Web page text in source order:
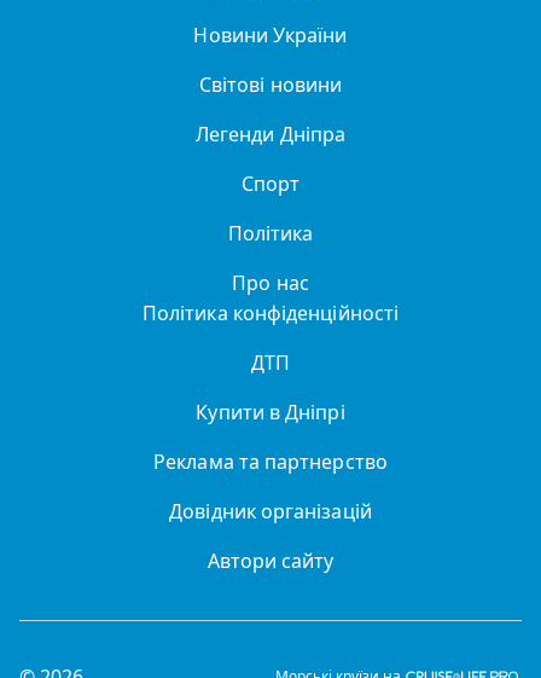
Новини України
Світові новини
Легенди Дніпра
Спорт
Політика
Про нас
Політика конфіденційності
ДТП
Купити в Дніпрі
Реклама та партнерство
Довідник організацій
Автори сайту